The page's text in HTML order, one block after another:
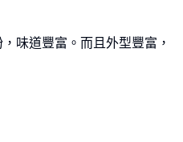
味道豐富。而且外型豐富，